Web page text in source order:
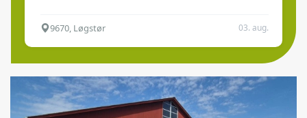
9670, Løgstør 03. aug.